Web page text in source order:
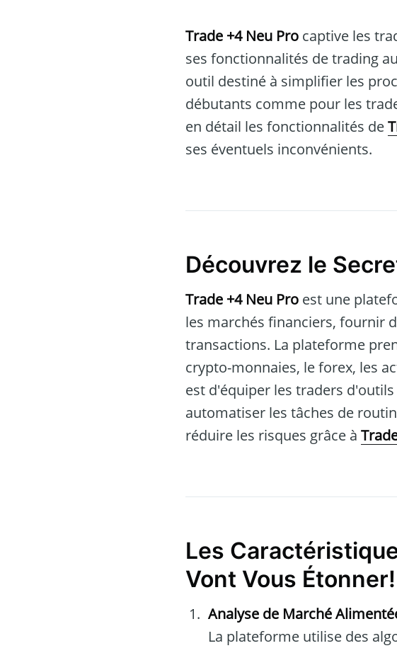
Trade +4 Neu Pro captive les
ses fonctionnalités de trading
outil destiné à simplifier les
débutants comme pour les
en détail les fonctionnalités de
ses éventuels inconvénients.
Découvrez le
Trade +4 Neu Pro est une
les marchés financiers, fournir
transactions. La plateforme
crypto-monnaies, le forex, les
est d'équiper les traders
automatiser les tâches de
réduire les risques grâce à
Les
Vont Vous Étonner!
Analyse de Marché
La plateforme utilise des